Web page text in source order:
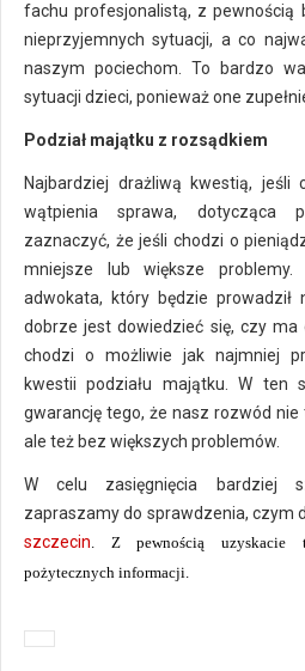
fachu profesjonalistą, z pewnością
nieprzyjemnych sytuacji, a co
naszym pociechom. To bardzo
sytuacji dzieci, ponieważ one
Podział majątku z rozsądkiem
Najbardziej drażliwą kwestią,
wątpienia sprawa, dotycząca
zaznaczyć, że jeśli chodzi o
mniejsze lub większe
adwokata, który będzie prowadził
dobrze jest dowiedzieć się, czy ma
chodzi o możliwie jak najmniej
kwestii podziału majątku. W ten
gwarancję tego, że nasz rozwód
ale też bez większych problemów.
W celu zasięgnięcia bardziej
zapraszamy do sprawdzenia, czym
szczecin. Z pewnością uzyskacie
pożytecznych informacji.